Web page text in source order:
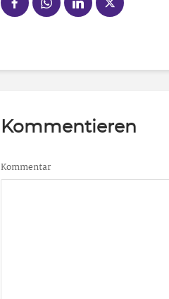
Kommentieren
Kommentar